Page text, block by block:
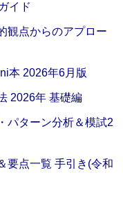
イド
観点からのアプロー
本 2026年6月版
2026年 基礎編
パターン分析＆模試2
要点一覧 手引き(令和